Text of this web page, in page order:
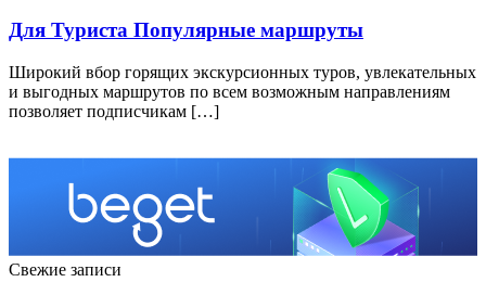
Для Туриста Популярные маршруты
Широкий вбор горящих экскурсионных туров, увлекательных
и выгодных маршрутов по всем возможным направлениям
позволяет подписчикам […]
Свежие записи